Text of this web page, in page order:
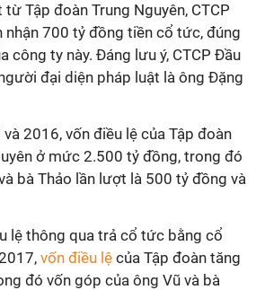
Tập đoàn Trung Nguyên, CTCP
nhận 700 tỷ đồng tiền cổ tức, đúng
công ty này. Đáng lưu ý, CTCP Đầu
đại diện pháp luật là ông Đặng
2016, vốn điều lệ của Tập đoàn
ở mức 2.500 tỷ đồng, trong đó
bà Thảo lần lượt là 500 tỷ đồng và
lệ thông qua trả cổ tức bằng cổ
vốn điều lệ của Tập đoàn tăng
đó vốn góp của ông Vũ và bà